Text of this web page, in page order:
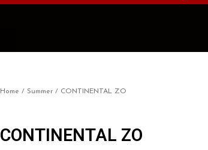
Home / Summer / CONTINENTAL ZO
CONTINENTAL ZO